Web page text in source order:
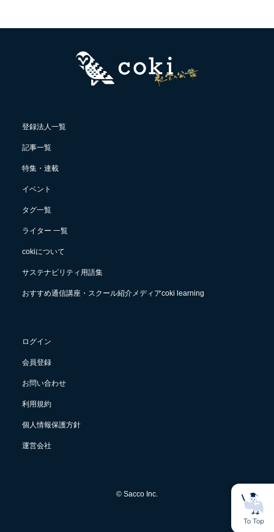
登録法人一覧
記事一覧
特集・連載
イベント
タグ一覧
ライター 一覧
cokiについて
サステナビリティ用語集
おすすめ通信講座・スクール紹介メディアcoki learning
ログイン
会員登録
お問い合わせ
利用規約
個人情報保護方針
運営会社
© Sacco Inc.